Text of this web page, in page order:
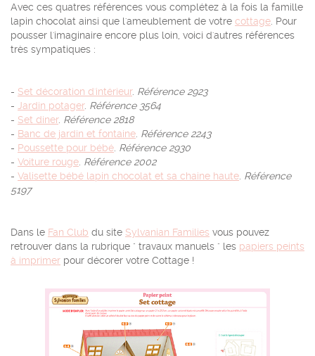
Avec ces quatres références vous complétez à la fois la famille
lapin chocolat ainsi que l'ameublement de votre cottage. Pour
pousser l'imaginaire encore plus loin, voici d'autres références
très sympatiques :
- Set décoration d'intérieur. Référence 2923
- Jardin potager. Référence 3564
- Set diner. Référence 2818
- Banc de jardin et fontaine. Référence 2243
- Poussette pour bébé. Référence 2930
- Voiture rouge. Référence 2002
- Valisette bébé lapin chocolat et sa chaine haute. Référence
5197
Dans le Fan Club du site Sylvanian Families vous pouvez
retrouver dans la rubrique " travaux manuels " les papiers peints
à imprimer pour décorer votre Cottage !